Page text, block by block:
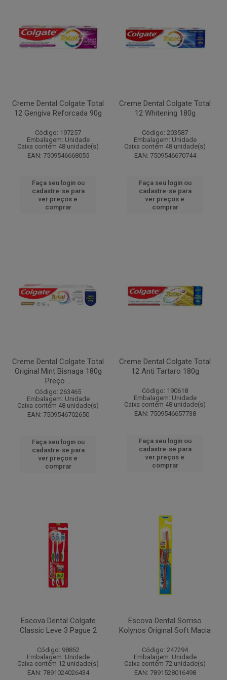
Creme Dental Colgate Total
12 Gengiva Reforcada 90g
Código: 197257
Embalagem: Unidade
Caixa contém 48 unidade(s)
EAN: 7509546668055
Faça seu login ou
cadastre-se para
ver preços e
comprar
Creme Dental Colgate Total
12 Whitening 180g
Código: 203587
Embalagem: Unidade
Caixa contém 48 unidade(s)
EAN: 7509546670744
Faça seu login ou
cadastre-se para
ver preços e
comprar
Creme Dental Colgate Total
Original Mint Bisnaga 180g
Preço ...
Código: 263465
Embalagem: Unidade
Caixa contém 48 unidade(s)
EAN: 7509546702650
Faça seu login ou
cadastre-se para
ver preços e
comprar
Creme Dental Colgate Total
12 Anti Tartaro 180g
Código: 190618
Embalagem: Unidade
Caixa contém 48 unidade(s)
EAN: 7509546657738
Faça seu login ou
cadastre-se para
ver preços e
comprar
Escova Dental Colgate
Classic Leve 3 Pague 2
Código: 98852
Embalagem: Unidade
Caixa contém 12 unidade(s)
EAN: 7891024026434
Escova Dental Sorriso
Kolynos Original Soft Macia
Código: 247294
Embalagem: Unidade
Caixa contém 72 unidade(s)
EAN: 7891528016498